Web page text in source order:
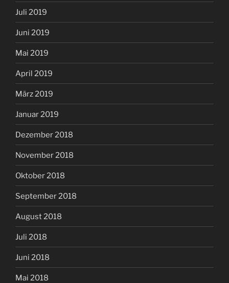
Juli 2019
Juni 2019
Mai 2019
April 2019
März 2019
Januar 2019
Dezember 2018
November 2018
Oktober 2018
September 2018
August 2018
Juli 2018
Juni 2018
Mai 2018